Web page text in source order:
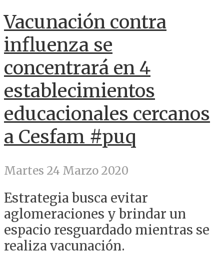
Vacunación contra
influenza se
concentrará en 4
establecimientos
educacionales cercanos
a Cesfam #puq
Martes 24 Marzo 2020
Estrategia busca evitar
aglomeraciones y brindar un
espacio resguardado mientras se
realiza vacunación.